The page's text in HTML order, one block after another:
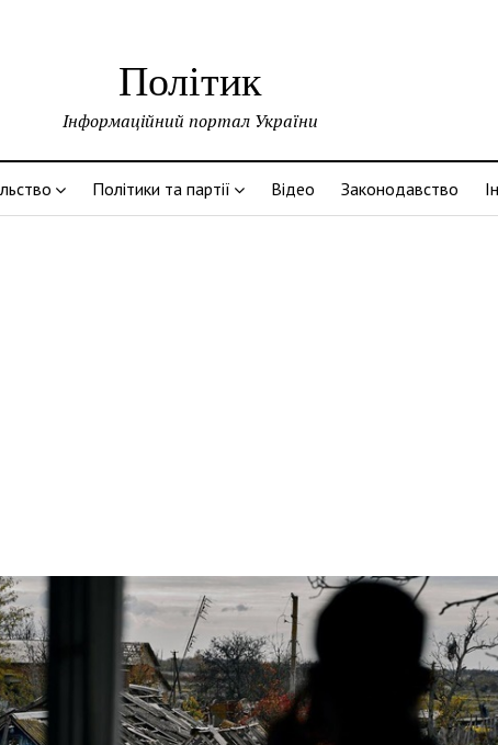
Політик
Інформаційний портал України
Політики та партії Відео Законодавство